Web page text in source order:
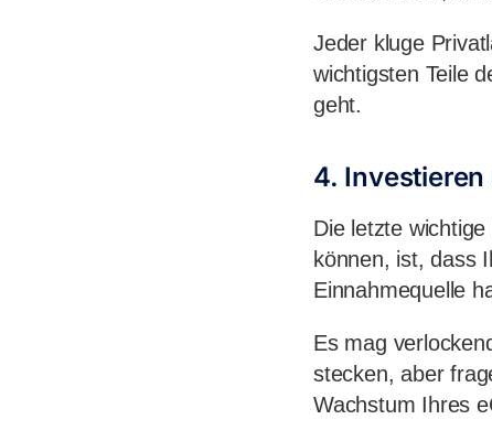
Jeder kluge
wichtigsten Teile
geht.
4. Investieren
Die letzte
können, ist, dass
Einnahmequelle
Es mag
stecken, aber
Wachstum Ihres